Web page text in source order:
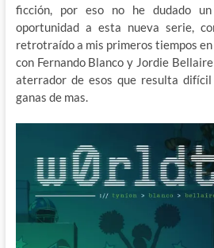
ficción, por eso no he dudado
oportunidad a esta nueva serie,
retrotraído a mis primeros tiempos
con Fernando Blanco y Jordie
aterrador de esos que resulta
ganas de mas.